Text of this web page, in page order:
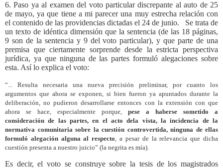
6. Paso ya al examen del voto particular discrepante al auto de 25
de mayo, ya que tiene a mi parecer una muy estrecha relación con
el contenido de las providencias dictadas el 24 de junio.
Se trata de
un texto de idéntica dimensión que la sentencia (de las 18 páginas,
9 son de la sentencia y 9 del voto particular), y que parte de una
premisa que ciertamente sorprende desde la estricta perspectiva
jurídica, ya que ninguna de las partes formuló alegaciones sobre
esta. Así lo explica el voto:
“... Resulta necesaria una nueva precisión preliminar, por cuanto los
argumentos que ahora se exponen, si bien fueron ya apuntados durante la
deliberación, no pudieron desarrollarse entonces con la extensión con que
ahora se hace, especialmente porque, pese a haberse sometido a
consideración de las partes, en el acto dela vista, la incidencia de la
normativa comunitaria sobre la cuestión controvertida, ninguna de ellas
formuló alegación alguna al respecto, a pesar de la relevancia que dicha
cuestión presenta a nuestro juicio” (la negrita es mía).
Es decir, el voto se construye sobre la tesis de los magistrados